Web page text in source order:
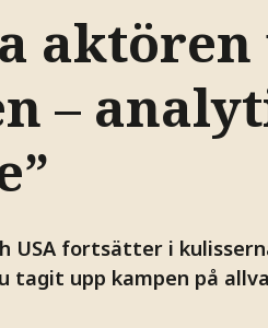
–
USA fortsätter i
tagit upp kampen på